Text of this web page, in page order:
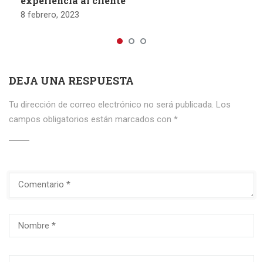
8 febrero, 2023
DEJA UNA RESPUESTA
Tu dirección de correo electrónico no será publicada. Los
campos obligatorios están marcados con *